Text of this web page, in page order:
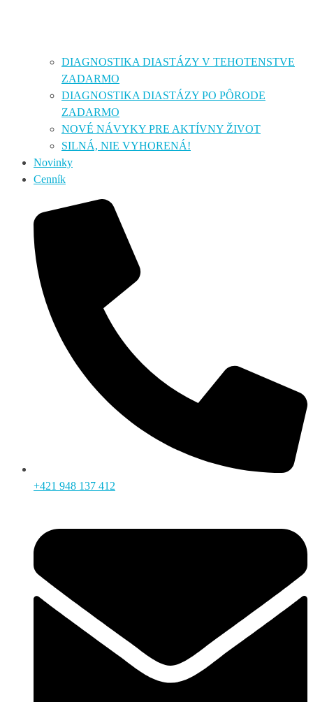
DIAGNOSTIKA DIASTÁZY V TEHOTENSTVE
ZADARMO
DIAGNOSTIKA DIASTÁZY PO PÔRODE
ZADARMO
NOVÉ NÁVYKY PRE AKTÍVNY ŽIVOT
SILNÁ, NIE VYHORENÁ!
Novinky
Cenník
+421 948 137 412